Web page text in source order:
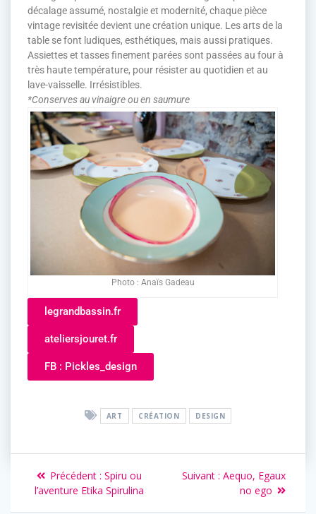
décalage assumé, nostalgie et modernité, chaque pièce
vintage revisitée devient une création unique. Les arts de la
table se font ludiques, esthétiques, mais aussi pratiques.
Assiettes et tasses finement parées sont passées au four à
très haute température, pour résister au quotidien et au
lave-vaisselle. Irrésistibles.
*Conserves au vinaigre ou en saumure
Photo : Anaïs Gadeau
legrandbassin.fr
ateliersjouret.fr
FB : Pickles_design
ART CRÉATION DESIGN
Précédent : Spiru ou
l’aventure Etika Spirulina
Suivant : Aequo, Egaux
no ego